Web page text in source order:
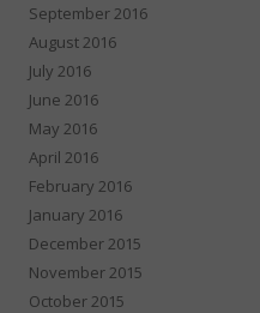
September 2016
August 2016
July 2016
June 2016
May 2016
April 2016
February 2016
January 2016
December 2015
November 2015
October 2015